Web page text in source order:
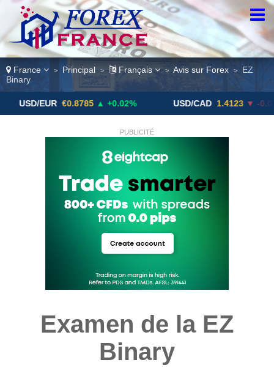
France > Principal > Français > Avis sur Forex >
EZ
Binary
€0.8785 ▲ +0.02% USD/CAD 1.4123 ▼ -0.01%
PUBLICITÉ
Examen de la EZ
Binary